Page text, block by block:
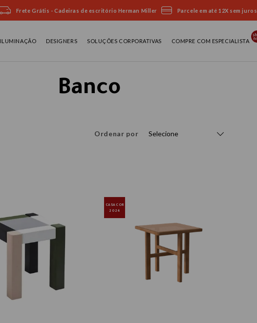
Frete Grátis - Cadeiras de escritório Herman Miller Parcele em até 12X sem juros
ILUMINAÇÃO DESIGNERS SOLUÇÕES CORPORATIVAS COMPRE COM ESPECIALISTA
Banco
Ordenar por Selecione
CASACOR
2024